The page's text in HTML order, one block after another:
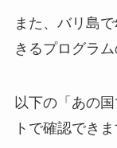
また、バリ島
きるプログラ
以下の「あの
トで確認できま